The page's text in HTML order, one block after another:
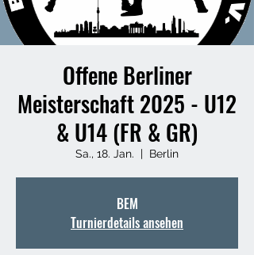
Offene Berliner
Meisterschaft 2025 - U12
& U14 (FR & GR)
Sa., 18. Jan.
  |
Berlin
BEM
Turnierdetails ansehen